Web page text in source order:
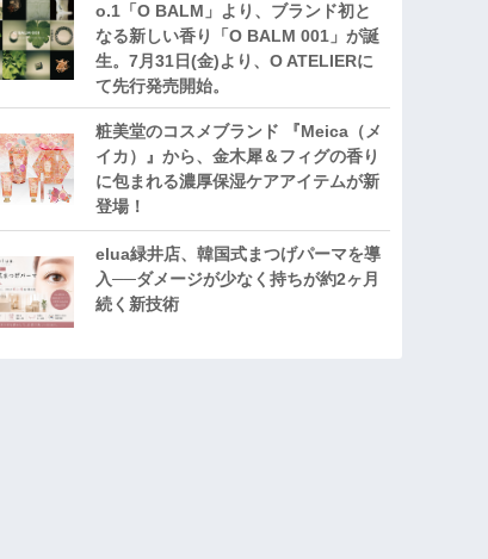
o.1「O BALM」より、ブランド初と
なる新しい香り「O BALM 001」が誕
生。7月31日(金)より、O ATELIERに
て先行発売開始。
粧美堂のコスメブランド 『Meica（メ
イカ）』から、金木犀＆フィグの香り
に包まれる濃厚保湿ケアアイテムが新
登場！
elua緑井店、韓国式まつげパーマを導
入──ダメージが少なく持ちが約2ヶ月
続く新技術